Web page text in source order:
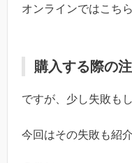
オンラインではこち
購入する際の
ですが、少し失敗も
今回はその失敗も紹